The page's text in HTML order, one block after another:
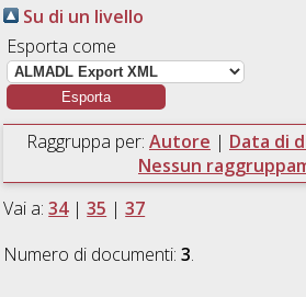
Su di un livello
Esporta come
Raggruppa per: Autore | Data di
Nessun
Vai a:34|35 |37
Numero di documenti:3.